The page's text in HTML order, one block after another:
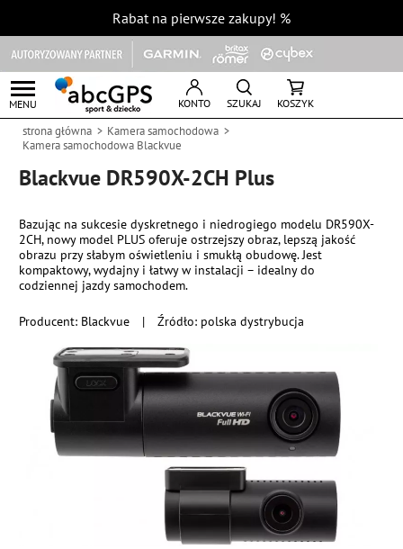
Rabat na pierwsze zakupy! %
MENU KONTO SZUKAJ KOSZYK
strona główna
Kamera samochodowa
Kamera samochodowa Blackvue
Blackvue DR590X-2CH Plus
Producent: Blackvue | Źródło: polska dystrybucja
Bazując na sukcesie dyskretnego i niedrogiego modelu DR590X-
2CH, nowy model PLUS oferuje ostrzejszy obraz, lepszą jakość
obrazu przy słabym oświetleniu i smukłą obudowę. Jest
kompaktowy, wydajny i łatwy w instalacji – idealny do
codziennej jazdy samochodem.